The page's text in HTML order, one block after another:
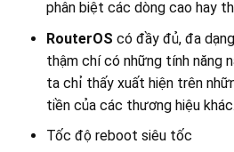
phân biệt các dòng cao hay
RouterOS có đầy đủ, đa
thậm chí có những tính năng
ta chỉ thấy xuất hiện trên
tiền của các thương hiệu khác.
Tốc độ reboot siêu tốc